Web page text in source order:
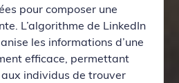
pour composer une
L’algorithme de LinkedIn
les informations d’une
efficace, permettant
individus de trouver